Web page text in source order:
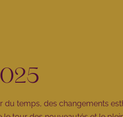
temps, des changements